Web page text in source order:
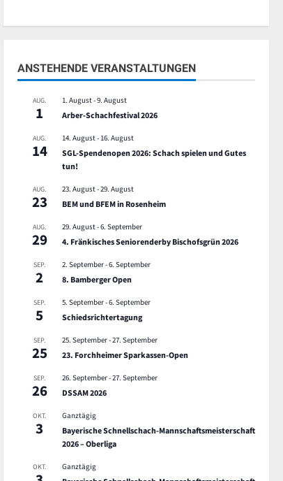
ANSTEHENDE VERANSTALTUNGEN
AUG.
1
1. August-9. August
Arber-Schachfestival 2026
AUG.
14
14. August- 16. August
SGL-Spendenopen 2026: Schach spielen und Gutes
tun!
AUG.
23
23. August-29. August
BEM und BFEM in Rosenheim
AUG.
29
29. August-6. September
4. Fränkisches Seniorenderby Bischofsgrün 2026
SEP.
2
2. September-6. September
8. Bamberger Open
SEP.
5
5. September-6. September
Schiedsrichtertagung
SEP.
25
25. September-27. September
23. Forchheimer Sparkassen-Open
SEP.
26
26. September-27. September
DSSAM 2026
OKT.
3
Ganztägig
Bayerische Schnellschach-Mannschaftsmeisterschaft
2026 – Oberliga
OKT. Ganztägig